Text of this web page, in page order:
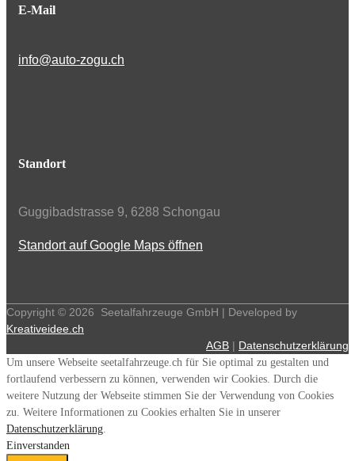
E-Mail
info@auto-zogu.ch
Standort
Guggibadstrasse 9, 6288 Schongau
Standort auf Google Maps öffnen
Copyright © 2026
Seetalfahrzeuge GmbH | Developed by
Kreativeidee.ch
AGB | Datenschutzerklärung
Um unsere Webseite seetalfahrzeuge.ch für Sie optimal zu gestalten und
fortlaufend verbessern zu können, verwenden wir Cookies. Durch die
weitere Nutzung der Webseite stimmen Sie der Verwendung von Cookies
zu. Weitere Informationen zu Cookies erhalten Sie in unserer
Datenschutzerklärung
Einverstanden